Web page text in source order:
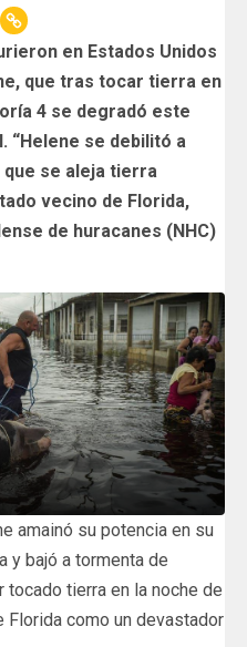
en Estados Unidos
que tras tocar tierra en
4 se degradó este
“Helene se debilitó a
se aleja tierra
vecino de Florida,
de huracanes (NHC)
amainó su potencia en su
y bajó a tormenta de
tierra en la noche de
como un devastador